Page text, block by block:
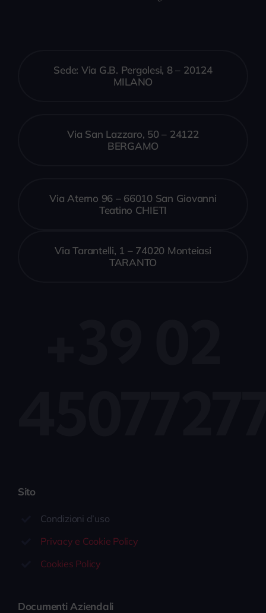
Sede: Via G.B. Pergolesi, 8 – 20124
MILANO
Via San Lazzaro, 50 – 24122
BERGAMO
Via Aterno 96 – 66010 San Giovanni
Teatino CHIETI
Via Tarantelli, 1 – 74020 Monteiasi
TARANTO
Sito
Condizioni d’uso
Privacy e Cookie Policy
Cookies Policy
Documenti Aziendali